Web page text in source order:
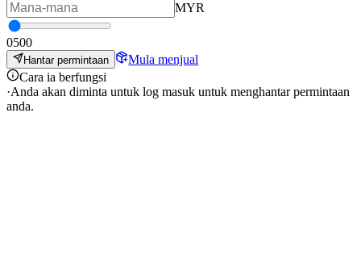
MYR
0500
Hantar permintaan
Mula menjual
Cara ia berfungsi
·Anda akan diminta untuk log masuk untuk menghantar permintaan
anda.